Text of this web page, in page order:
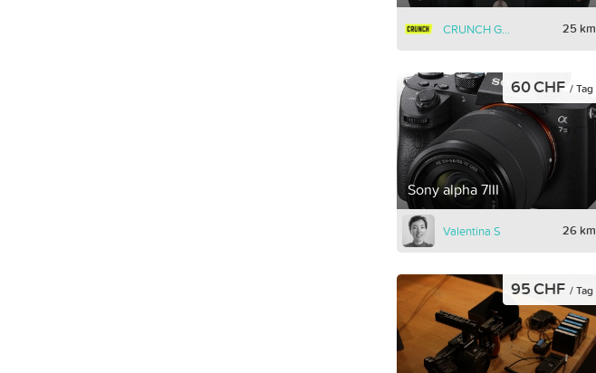
CRUNCH GmbH 25 km
Sony alpha 7III
60 CHF / Tag
Valentina S 26 km
95 CHF / Tag